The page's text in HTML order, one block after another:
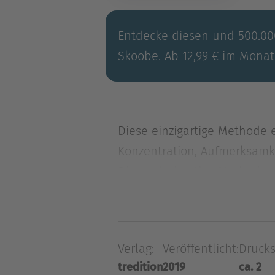
Entdecke diesen und
Skoobe. Ab 12,99 € im
Diese einzigartige
Konzentration,
Konzentration,
Verlag:
tredition
Veröffentlicht:
2019 ca. 2